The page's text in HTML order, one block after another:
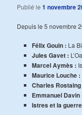
Publié le1 novembre
Depuis le 5 novembre
Félix Gouin : La
Jules Gavet :
Marcel Aymès :
Maurice Louche :
Charles
Emmanuel Davin
Istres et la